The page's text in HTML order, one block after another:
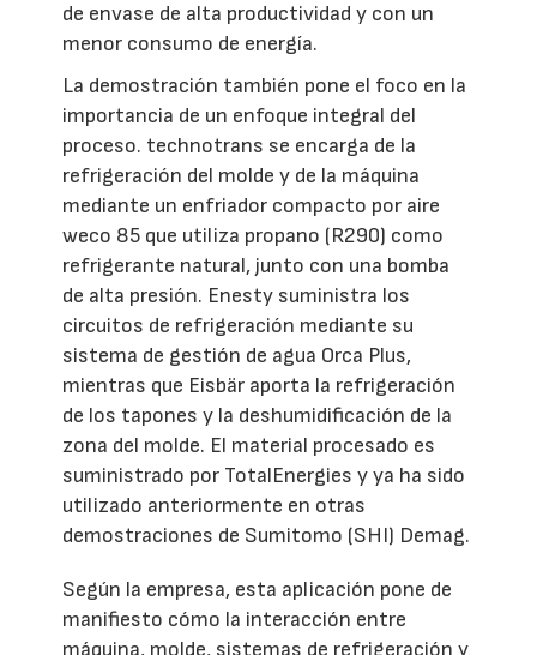
de envase de alta productividad y con un
menor consumo de energía.
La demostración también pone el foco en la
importancia de un enfoque integral del
proceso. technotrans se encarga de la
refrigeración del molde y de la máquina
mediante un enfriador compacto por aire
weco 85 que utiliza propano (R290) como
refrigerante natural, junto con una bomba
de alta presión. Enesty suministra los
circuitos de refrigeración mediante su
sistema de gestión de agua Orca Plus,
mientras que Eisbär aporta la refrigeración
de los tapones y la deshumidificación de la
zona del molde. El material procesado es
suministrado por TotalEnergies y ya ha sido
utilizado anteriormente en otras
demostraciones de Sumitomo (SHI) Demag.
Según la empresa, esta aplicación pone de
manifiesto cómo la interacción entre
máquina, molde, sistemas de refrigeración y